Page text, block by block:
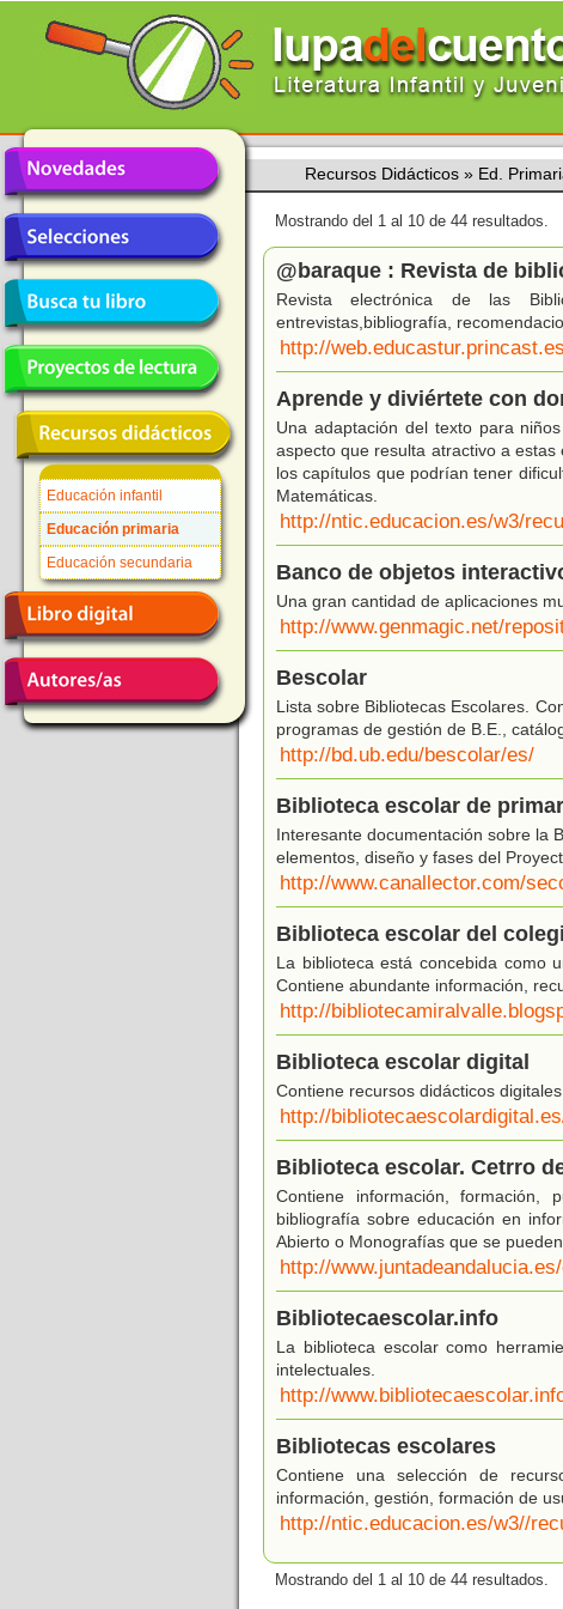
Educación infantil
Educación primaria
Educación secundaria
Recursos Didácticos » Ed.
Mostrando del 1 al 10 de 44 resultados.
@baraque : Revista de
Revista electrónica de las
entrevistas,bibliografía,
http://
Aprende y diviértete con
Una adaptación del texto para
aspecto que resulta atractivo a
los capítulos que podrían tener
Matemáticas.
http://ntic.educacion.es/w3/
Banco de objetos
Una gran cantidad de aplicaciones
http://www.genmagic.net/
Bescolar
Lista sobre Bibliotecas Escolares.
programas de gestión de B.E.,
http://bd.ub.edu/bescolar/es/
Biblioteca escolar de
Interesante documentación sobre la
elementos, diseño y fases del
http://www.canallector.com/
Biblioteca escolar del
La biblioteca está concebida como
Contiene abundante información,
http://
Biblioteca escolar digital
Contiene recursos didácticos
http://
Biblioteca escolar. Cetrro
Contiene información, formación,
bibliografía sobre educación en
Abierto o Monografías que se
http://
Bibliotecaescolar.info
La biblioteca escolar como
intelectuales.
http://
Bibliotecas escolares
Contiene una selección de
información, gestión, formación de
http://ntic.educacion.es/w3//
Mostrando del 1 al 10 de 44 resultados.